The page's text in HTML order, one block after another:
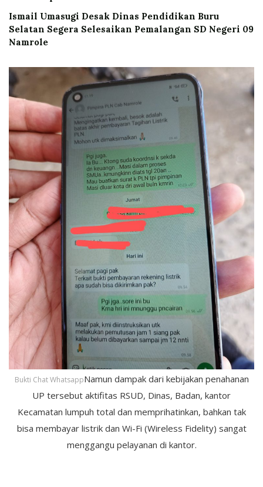
Ismail Umasugi Desak Dinas Pendidikan Buru
Selatan Segera Selesaikan Pemalangan SD Negeri 09
Namrole
Bukti Chat WhatsappNamun dampak dari kebijakan penahanan
UP tersebut aktifitas RSUD, Dinas, Badan, kantor
Kecamatan lumpuh total dan memprihatinkan, bahkan tak
bisa membayar listrik dan Wi-Fi (Wireless Fidelity) sangat
menggangu pelayanan di kantor.